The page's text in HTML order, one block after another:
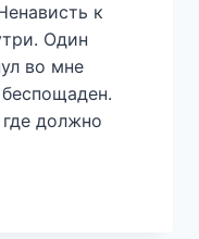
к
Один
во мне
должно